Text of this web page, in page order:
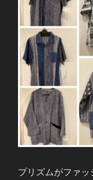
プリズムがファ